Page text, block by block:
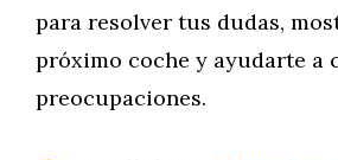
para resolver tus dudas,
próximo coche y ayudarte a
preocupaciones.